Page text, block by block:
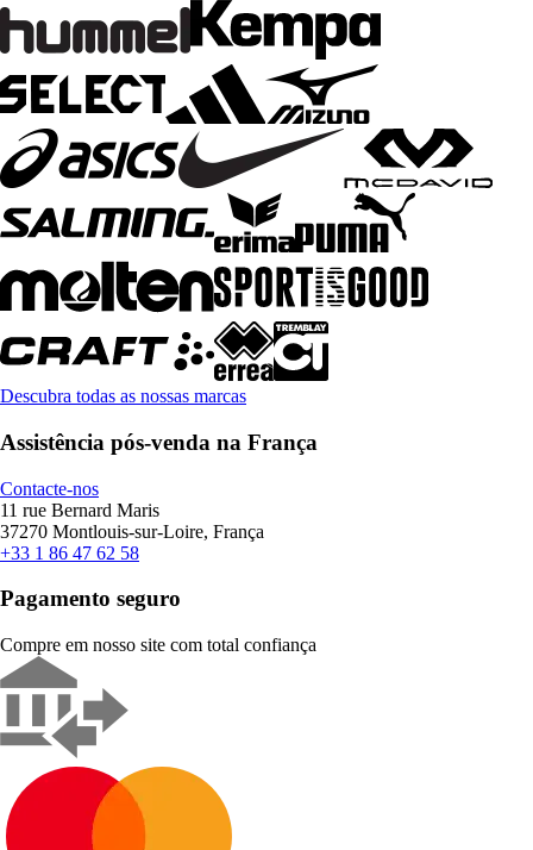
Descubra todas as nossas marcas
Assistência pós-venda na França
Contacte-nos
11 rue Bernard Maris
37270 Montlouis-sur-Loire, França
+33 1 86 47 62 58
Pagamento seguro
Compre em nosso site com total confiança